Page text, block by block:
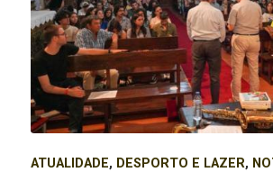
ATUALIDADE, DESPORTO E LAZER,